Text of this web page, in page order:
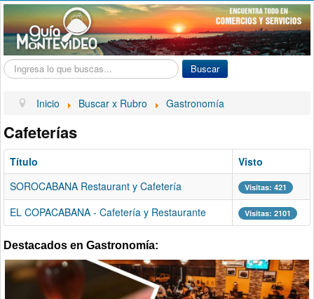
Buscar... Buscar
Inicio Buscar x Rubro Gastronomía
Cafeterías
Título
Visto
SOROCABANA Restaurant y Cafetería
Visitas: 421
EL COPACABANA - Cafetería y Restaurante Visitas: 2101
Destacados en Gastronomía: